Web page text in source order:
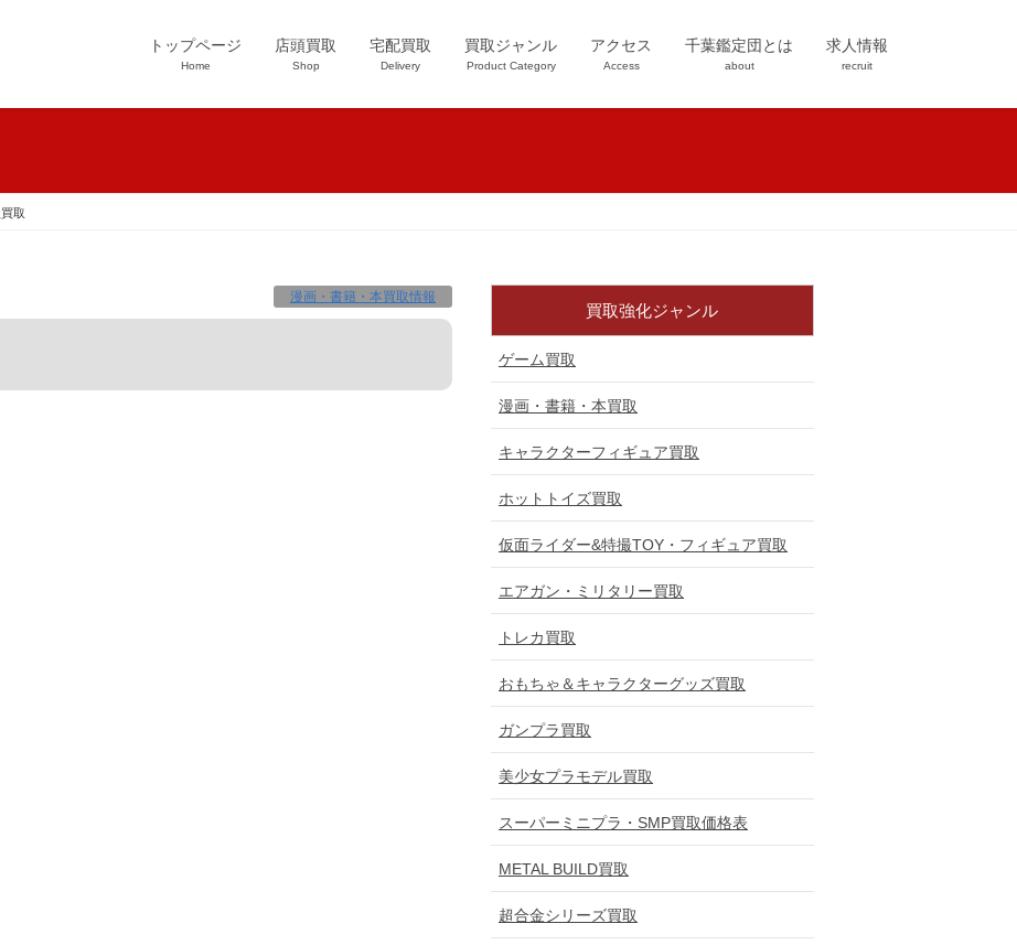
トップページ
Home
店頭買取
Shop
宅配買取
Delivery
買取ジャンル
Product Category
アクセス
Access
千葉鑑定団とは
about
求人情報
recruit
取
漫画・書籍・本買取情報
買取強化ジャンル
ゲーム買取
漫画・書籍・本買取
キャラクターフィギュア買取
ホットトイズ買取
仮面ライダー&特撮TOY・フィギュア買取
エアガン・ミリタリー買取
トレカ買取
おもちゃ＆キャラクターグッズ買取
ガンプラ買取
美少女プラモデル買取
スーパーミニプラ・SMP買取価格表
METAL BUILD買取
超合金シリーズ買取